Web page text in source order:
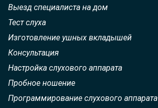
Выезд специалиста на дом
Тест слуха
Изготовление ушных вкладышей
Консультация
Настройка слухового аппарата
Пробное ношение
Программирование слухового аппарата